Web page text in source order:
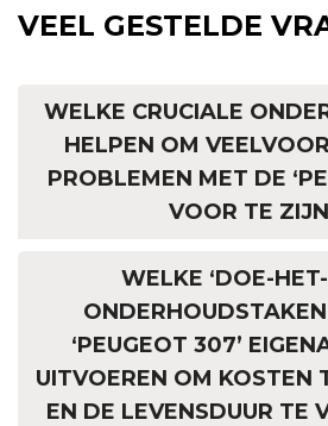
VEEL GESTELDE
WELKE CRUCIALE
HELPEN OM
PROBLEMEN MET DE
VOOR TE
WELKE ‘DOE-
‘PEUGEOT 307’
UITVOEREN OM KOSTEN
EN DE LEVENSDUUR TE